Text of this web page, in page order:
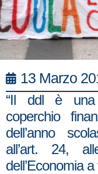
13 Marzo
“Il ddl è una
coperchio
dell’anno
all’art. 24,
dell’Economia